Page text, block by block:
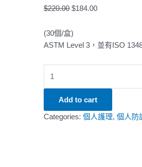
$220.00 $184.00
(30個/盒)
ASTM Level 3，並有ISO
Add to cart
Categories:個人護理,個人防